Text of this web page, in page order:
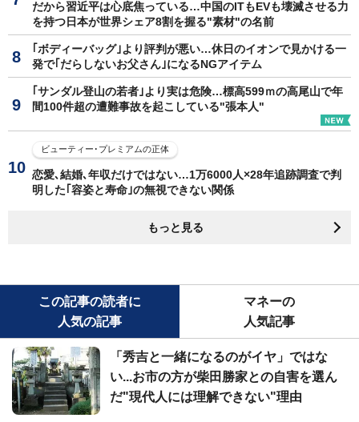
だから習近平は心底焦っている…中国のITもEVも壊滅させる力
を持つ日本が世界シェア8割を握る"素材"の名前
｢ボディーバッグ｣より評判が悪い…休日のイオンで見かける一
発で｢だらしないお父さん｣になるNGアイテム
｢サンダル登山の若者｣より実は危険…標高599ｍの高尾山で年
間100件超の遭難事故を起こしている"張本人"
ビューティー･プレミアムの正体
恋愛､結婚､年収だけではない…1万6000人×28年追跡調査で判
明した｢容姿と寿命｣の無視できない関係
もっと見る
この記事の読者に
人気の記事
マネーの
人気記事
「秀吉と一緒になるのがイヤ」ではな
い...お市の方が柴田勝家との自害を選ん
だ"現代人には理解できない"理由